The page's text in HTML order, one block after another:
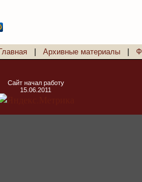
Главная Архивные материалы
Сайт начал работу
15.06.2011